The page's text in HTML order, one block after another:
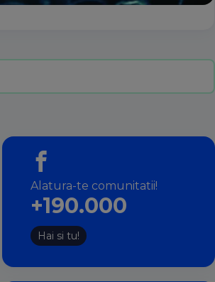
Alatura-te comunitatii!
+190.000
Hai si tu!